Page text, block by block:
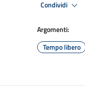
Condividi
Argomenti:
Tempo libero